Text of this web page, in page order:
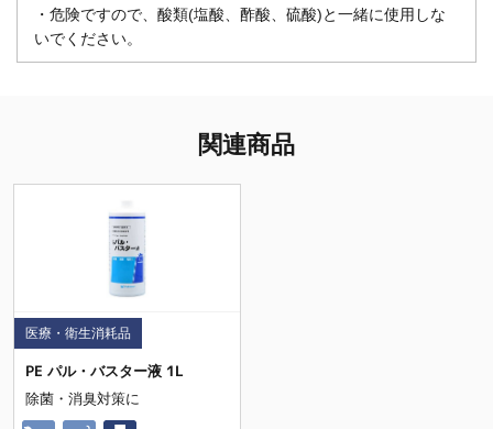
・危険ですので、酸類(塩酸、酢酸、硫酸)と一緒に使用しな
いでください。
関連商品
医療・衛生消耗品
PE パル・バスター液 1L
除菌・消臭対策に